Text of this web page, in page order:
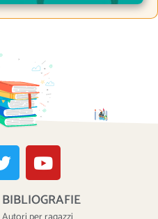
T
w
i
t
Y
o
u
t
BIBLIOGRAFIE